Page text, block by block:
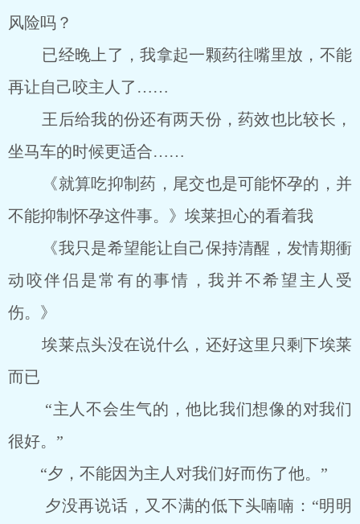
风险吗？
已经晚上了，我拿起一颗药往嘴里放，不能
再让自己咬主人了……
王后给我的份还有两天份，药效也比较长，
坐马车的时候更适合……
《就算吃抑制药，尾交也是可能怀孕的，并
不能抑制怀孕这件事。》埃莱担心的看着我
《我只是希望能让自己保持清醒，发情期衝
动咬伴侣是常有的事情，我并不希望主人受
伤。》
埃莱点头没在说什么，还好这里只剩下埃莱
而已
“主人不会生气的，他比我们想像的对我们
很好。”
“夕，不能因为主人对我们好而伤了他。”
夕没再说话，又不满的低下头喃喃：“明明